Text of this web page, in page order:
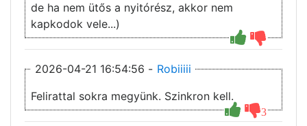
de ha nem ütős a nyitórész, akkor nem
kapkodok vele...)
2026-04-21 16:54:56 - Robiiiii
3
Felirattal sokra megyünk. Szinkron kell.